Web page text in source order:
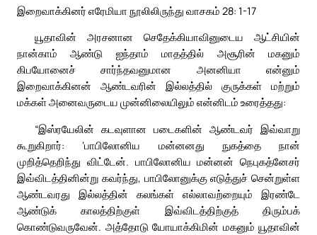
இறைவாக்கினர் எரேமியா நூலிலிருந்து வாசகம் 28: 1-17
யூதாவின் அரசனான செதேக்கியாவினுடைய ஆட்சியின்
நான்காம் ஆண்டு ஐந்தாம் மாதத்தில் அசூரின் மகனும்
கிபயோனைச் சார்ந்தவனுமான அனனியா என்னும்
இறைவாக்கினன் ஆண்டவரின் இல்லத்தில் குருக்கள் மற்றும்
மக்கள் அனைவருடைய முன்னிலையிலும் என்னிடம் உரைத்தது:
“இஸ்ரயேலின் கடவுளான படைகளின் ஆண்டவர் இவ்வாறு
கூறுகிறார்: ‘பாபிலோனிய மன்னனது நுகத்தை நான்
முறித்தெறிந்து விட்டேன். பாபிலோனிய மன்னன் நெபுகத்னேசர்
இவ்விடத்தினின்று கவர்ந்து, பாபிலோனுக்கு எடுத்துச் சென்றுள்ள
ஆண்டவரது இல்லத்தின் கலங்கள் எல்லாவற்றையும் இரண்டே
ஆண்டுக் காலத்திற்குள் இவ்விடத்திற்குத் திரும்பக்
கொண்டுவருவேன். அத்தோடு யோயாக்கிமின் மகனும் யூதாவின்